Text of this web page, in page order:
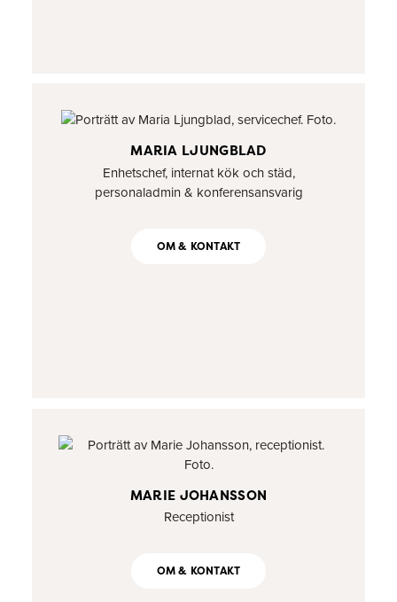
MARIA LJUNGBLAD
Enhetschef, internat kök och städ,
personaladmin & konferensansvarig
OM & KONTAKT
MARIE JOHANSSON
Receptionist
OM & KONTAKT